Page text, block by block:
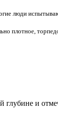
люди
плотное,
глубине и